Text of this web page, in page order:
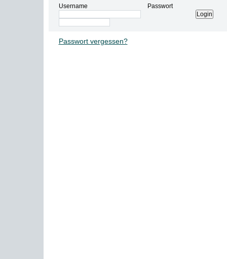
Username Passwort
Passwort vergessen?